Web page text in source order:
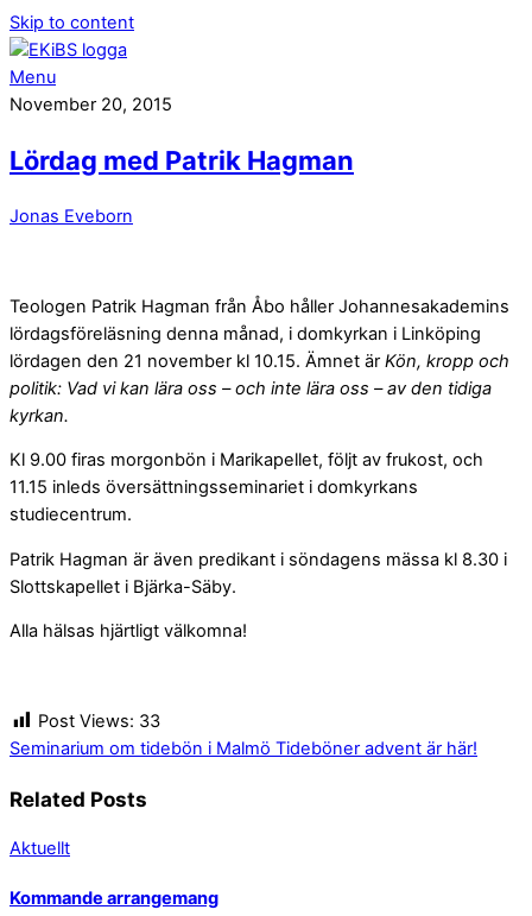
Skip to content
Menu
November 20, 2015
Lördag med Patrik Hagman
Jonas Eveborn
Teologen Patrik Hagman från Åbo håller Johannesakademins
lördagsföreläsning denna månad, i domkyrkan i Linköping
lördagen den 21 november kl 10.15. Ämnet är Kön, kropp och
politik: Vad vi kan lära oss – och inte lära oss – av den tidiga
kyrkan.
Kl 9.00 firas morgonbön i Marikapellet, följt av frukost, och
11.15 inleds översättningsseminariet i domkyrkans
studiecentrum.
Patrik Hagman är även predikant i söndagens mässa kl 8.30 i
Slottskapellet i Bjärka-Säby.
Alla hälsas hjärtligt välkomna!
Post Views: 33
Seminarium om tidebön i Malmö Tideböner advent är här!
Related Posts
Aktuellt
Kommande arrangemang